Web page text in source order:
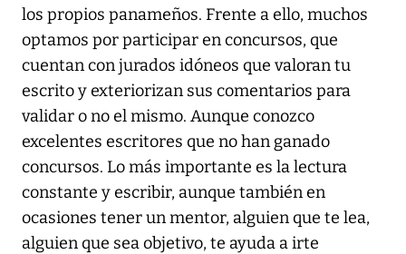
los propios panameños. Frente a ello, muchos
optamos por participar en concursos, que
cuentan con jurados idóneos que valoran tu
escrito y exteriorizan sus comentarios para
validar o no el mismo. Aunque conozco
excelentes escritores que no han ganado
concursos. Lo más importante es la lectura
constante y escribir, aunque también en
ocasiones tener un mentor, alguien que te lea,
alguien que sea objetivo, te ayuda a irte